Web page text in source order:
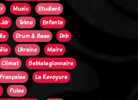
Music
Etudiant
Jdr Tekno
Enfants
Drum & Bass
Dnb
Ukraine
Maire
Climat
Seblelegionnaire
Française
La Revoyure
Pulse